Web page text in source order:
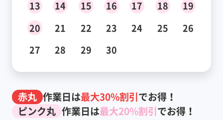
13
14 15 16 17 18
19
20
21 22 23 24 25
26
27
28 29 30
赤丸 作業日は最大30%割引でお得！
ピンク丸 作業日は最大20%割引でお得！